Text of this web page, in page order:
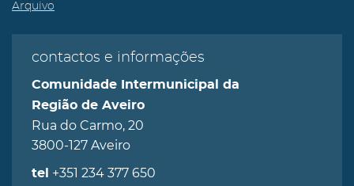
Arquivo
contactos e informações
Comunidade Intermunicipal da
Região de Aveiro
Rua do Carmo, 20
3800-127 Aveiro
tel +351 234 377 650